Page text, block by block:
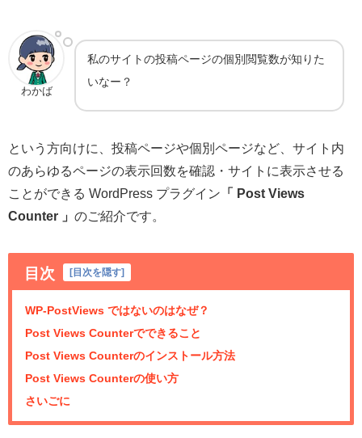
わかば
私のサイトの投稿ページの個別閲覧数が知りた
いなー？
という方向けに、投稿ページや個別ページなど、サイト内
のあらゆるページの表示回数を確認・サイトに表示させる
ことができる WordPress プラグイン 「 Post Views
Counter 」 のご紹介です。
目次 目次を隠す
WP-PostViews ではないのはなぜ？
Post Views Counterでできること
Post Views Counterのインストール方法
Post Views Counterの使い方
さいごに